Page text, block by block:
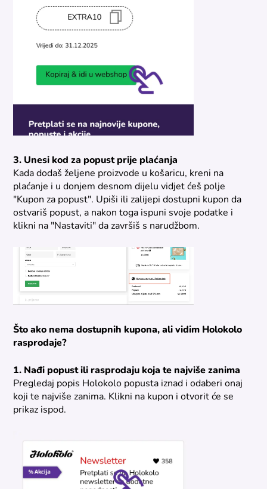
3. Unesi kod za popust prije plaćanja
Kada dodaš željene proizvode u košaricu, kreni na
plaćanje i u donjem desnom dijelu vidjet ćeš polje
"Kupon za popust". Upiši ili zalijepi dostupni kupon da
ostvariš popust, a nakon toga ispuni svoje podatke i
klikni na "Nastaviti" da završiš s narudžbom.
Što ako nema dostupnih kupona, ali vidim Holokolo
rasprodaje?
1. Nađi popust ili rasprodaju koja te najviše zanima
Pregledaj popis Holokolo popusta iznad i odaberi onaj
koji te najviše zanima. Klikni na kupon i otvorit će se
prikaz ispod.